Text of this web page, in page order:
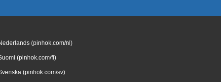
(pinhok.com/nl)
(pinhok.com/fi)
(pinhok.com/sv)